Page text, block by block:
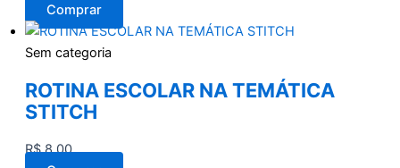
Comprar
Sem categoria
ROTINA ESCOLAR NA TEMÁTICA
STITCH
R$8,00